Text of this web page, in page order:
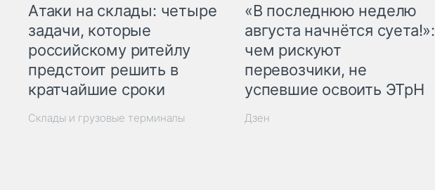
Атаки на склады: четыре
задачи, которые
российскому ритейлу
предстоит решить в
кратчайшие сроки
Склады и грузовые терминалы
«В последнюю неделю
августа начнётся суета!»:
чем рискуют
перевозчики, не
успевшие освоить ЭТрН
Дзен